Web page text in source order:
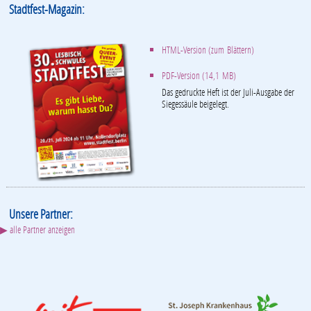
Stadtfest-Magazin:
HTML-Version (zum Blättern)
PDF-Version (14,1 MB)
Das gedruckte Heft ist der Juli-Ausgabe der
Siegessäule beigelegt.
Unsere Partner:
▶ alle Partner anzeigen